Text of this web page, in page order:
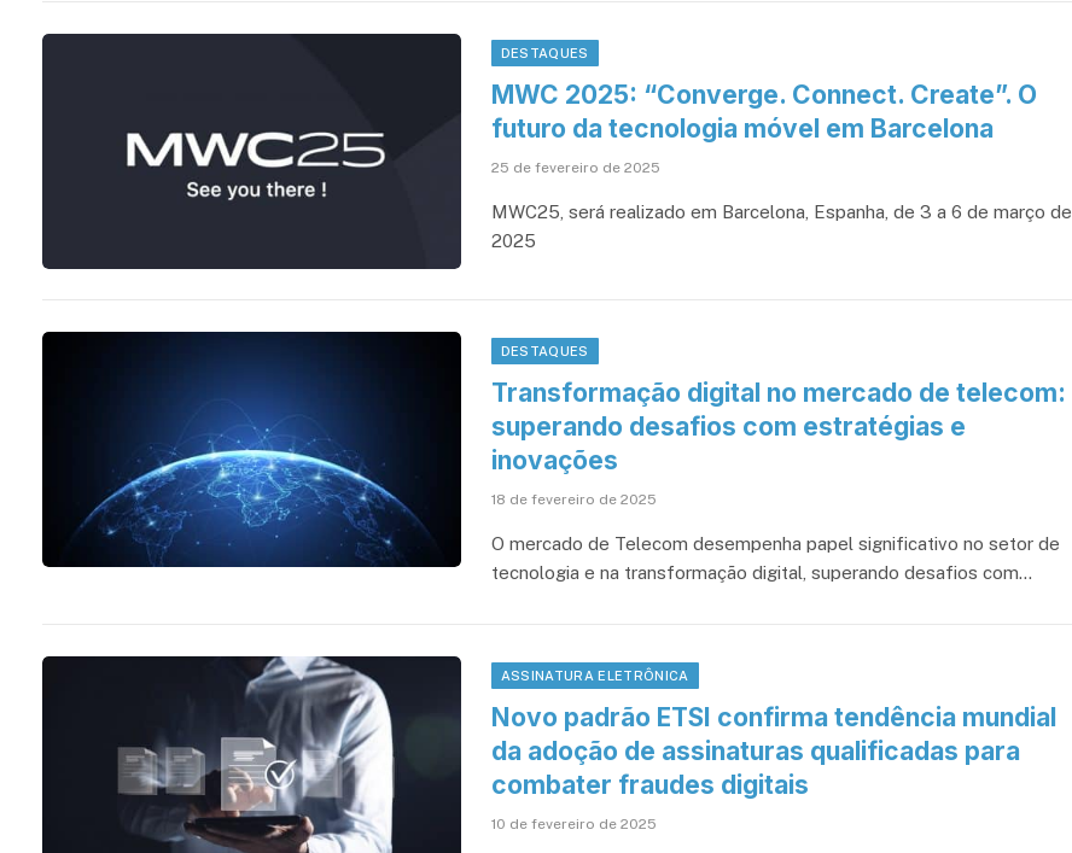
DESTAQUES
MWC 2025: “Converge. Connect. Create”. O
futuro da tecnologia móvel em Barcelona
25 de fevereiro de 2025
MWC25, será realizado em Barcelona, Espanha, de 3 a 6 de março de
2025
DESTAQUES
Transformação digital no mercado de telecom:
superando desafios com estratégias e
inovações
18 de fevereiro de 2025
O mercado de Telecom desempenha papel significativo no setor de
tecnologia e na transformação digital, superando desafios com…
ASSINATURA ELETRÔNICA
Novo padrão ETSI confirma tendência mundial
da adoção de assinaturas qualificadas para
combater fraudes digitais
10 de fevereiro de 2025